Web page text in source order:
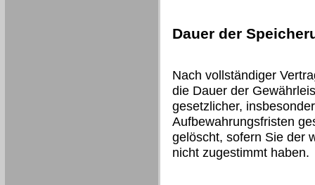
Dauer der
Nach vollständiger
die Dauer der
gesetzlicher,
Aufbewahrungsfristen
gelöscht, sofern Sie der
nicht zugestimmt haben.